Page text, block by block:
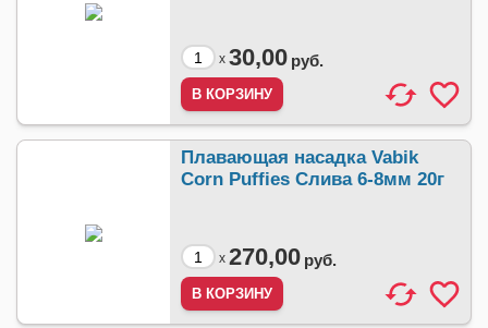
x 30,00 руб.
Плавающая насадка Vabik
Corn Puffies Слива 6-8мм 20г
x 270,00 руб.